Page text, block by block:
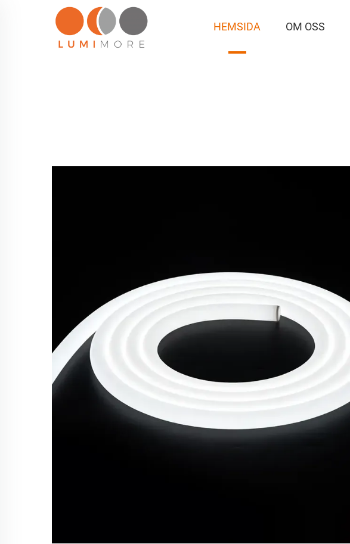
HEMSIDA OM OSS